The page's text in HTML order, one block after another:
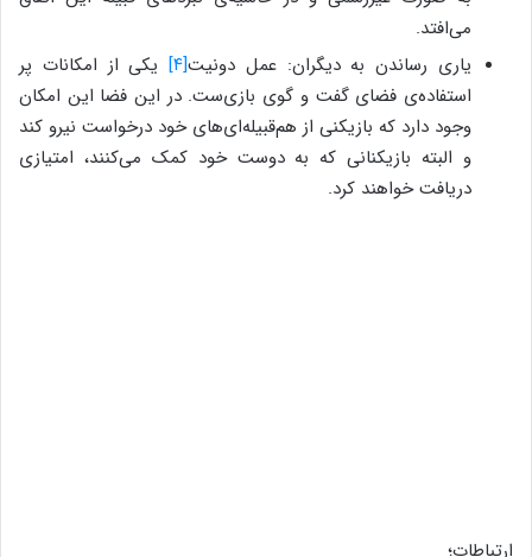
می‌افتد.
یاری رساندن به دیگران: عمل دونیت[۴] یکی از امکانات پر
استفاده‌ی فضای گفت و گوی بازی‌ست. در این فضا این امکان
وجود دارد که بازیکنی از هم‌قبیله‌ای‌های خود درخواست نیرو کند
و البته بازیکنانی که به دوست خود کمک می‌کنند، امتیازی
دریافت خواهند کرد.
ارتباطات؛